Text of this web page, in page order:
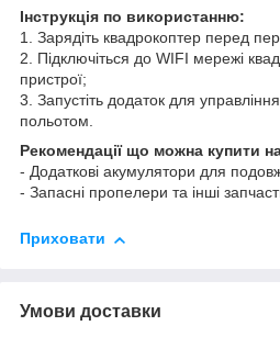
Інструкція по використанню:
1. Зарядіть квадрокоптер перед
2. Підключіться до WIFI мережі
пристрої;
3. Запустіть додаток для
польотом.
Рекомендації що можна купити
- Додаткові акумулятори для
- Запасні пропелери та інші
Приховати
Умови доставки